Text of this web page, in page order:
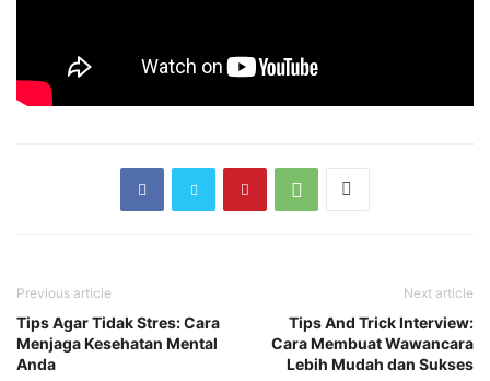
Previous article
Tips Agar Tidak Stres: Cara
Menjaga Kesehatan Mental
Anda
Next article
Tips And Trick Interview:
Cara Membuat Wawancara
Lebih Mudah dan Sukses